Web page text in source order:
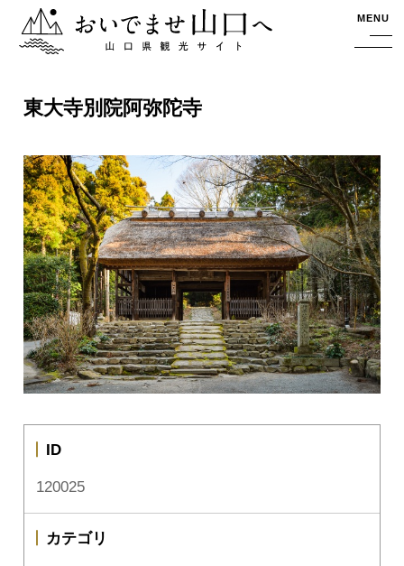
おいでませ山口へー山口県観光サイト MENU
東大寺別院阿弥陀寺
ID
120025
カテゴリ